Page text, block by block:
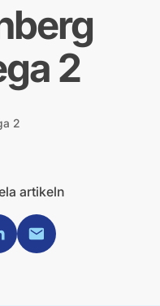
2
2
artikeln
via Linkedin
Dela via Mail